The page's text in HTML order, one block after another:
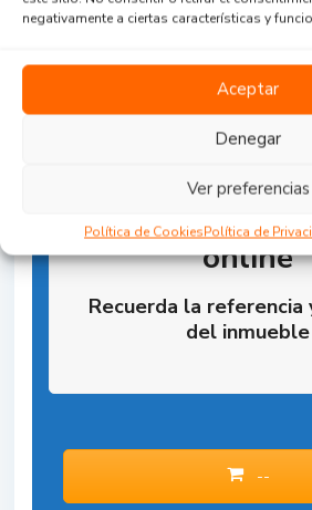
negativamente a ciertas características y
Aceptar
Denegar
Ver preferencias
Política de CookiesPolítica de
Reserva la
online
Recuerda la referencia
del inmueble
--